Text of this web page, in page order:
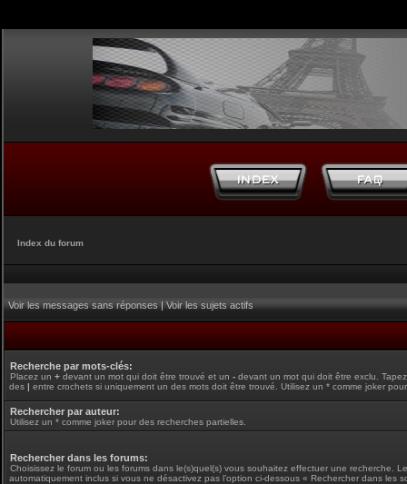
Index du forum
Voir les messages sans réponses|Voir les sujets actifs
Recherche par mots-clés:
Placez un + devant un mot qui doit être trouvé et un - devant un mot qui doit être exclu.
des | entre crochets si uniquement un des mots doit être trouvé. Utilisez un * comme joker
Rechercher par auteur:
Utilisez un * comme joker pour des recherches partielles.
Rechercher dans les forums:
Choisissez le forum ou les forums dans le(s)quel(s) vous souhaitez effectuer une recherche.
automatiquement inclus si vous ne désactivez pas l’option ci-dessous « Rechercher dans les